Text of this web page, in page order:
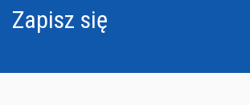
Zapisz sięOśrodek w Tarnowie